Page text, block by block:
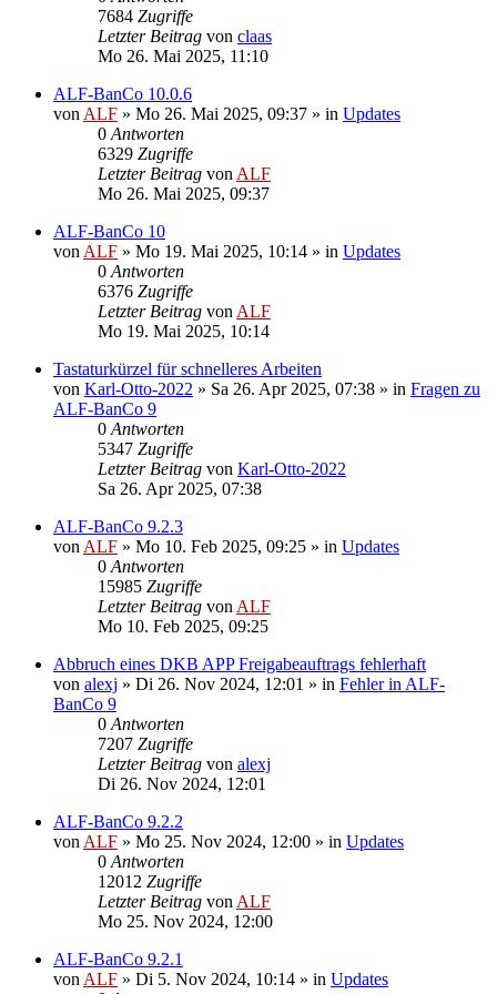
7684 Zugriffe
Letzter Beitrag von claas
Mo 26. Mai 2025, 11:10
ALF-BanCo 10.0.6
von ALF » Mo 26. Mai 2025, 09:37 » in Updates
0 Antworten
6329 Zugriffe
Letzter Beitrag von ALF
Mo 26. Mai 2025, 09:37
ALF-BanCo 10
von ALF » Mo 19. Mai 2025, 10:14 » in Updates
0 Antworten
6376 Zugriffe
Letzter Beitrag von ALF
Mo 19. Mai 2025, 10:14
Tastaturkürzel für schnelleres Arbeiten
von Karl-Otto-2022 » Sa 26. Apr 2025, 07:38 » in Fragen zu
ALF-BanCo 9
0 Antworten
5347 Zugriffe
Letzter Beitrag von Karl-Otto-2022
Sa 26. Apr 2025, 07:38
ALF-BanCo 9.2.3
von ALF » Mo 10. Feb 2025, 09:25 » in Updates
0 Antworten
15985 Zugriffe
Letzter Beitrag von ALF
Mo 10. Feb 2025, 09:25
Abbruch eines DKB APP Freigabeauftrags fehlerhaft
von alexj » Di 26. Nov 2024, 12:01 » in Fehler in ALF-
BanCo 9
0 Antworten
7207 Zugriffe
Letzter Beitrag von alexj
Di 26. Nov 2024, 12:01
ALF-BanCo 9.2.2
von ALF » Mo 25. Nov 2024, 12:00 » in Updates
0 Antworten
12012 Zugriffe
Letzter Beitrag von ALF
Mo 25. Nov 2024, 12:00
ALF-BanCo 9.2.1
von ALF » Di 5. Nov 2024, 10:14 » in Updates